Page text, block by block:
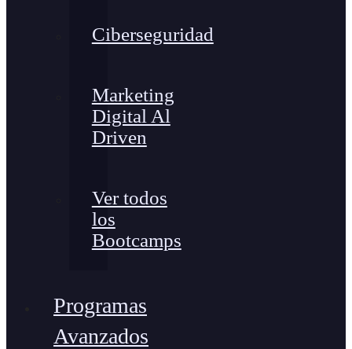
Ciberseguridad
Marketing
Digital Al
Driven
Ver todos
los
Bootcamps
Programas
Avanzados